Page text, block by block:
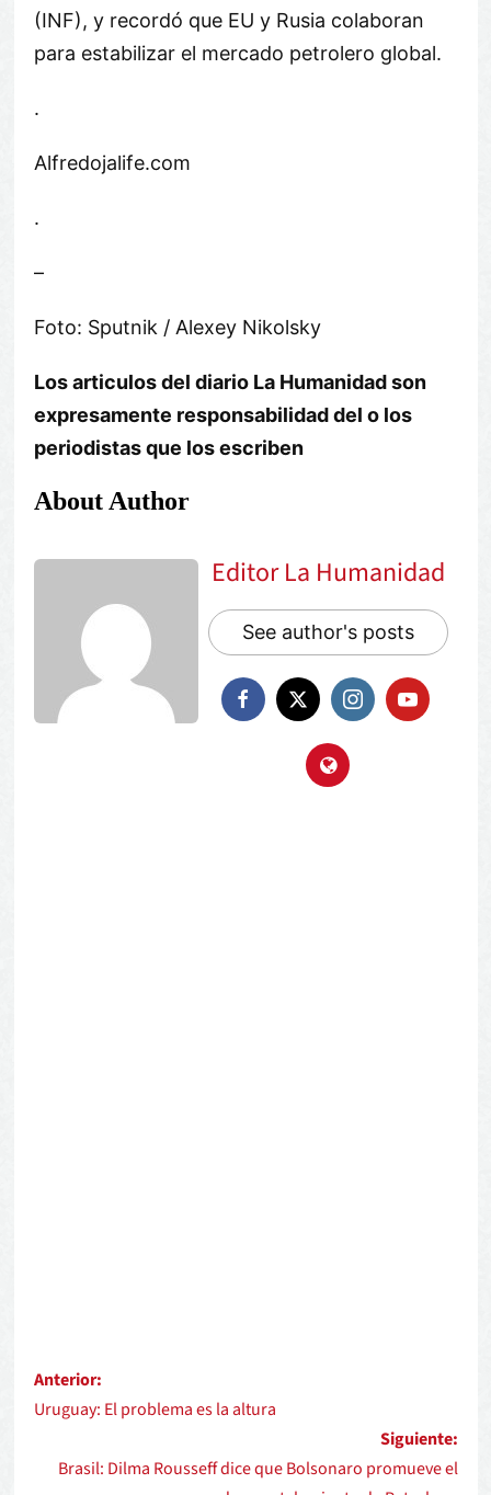
(INF), y recordó que EU y Rusia colaboran
para estabilizar el mercado petrolero global.
.
Alfredojalife.com
.
–
Foto: Sputnik / Alexey Nikolsky
Los articulos del diario La Humanidad son
expresamente responsabilidad del o los
periodistas que los escriben
About Author
Editor La Humanidad
See author's posts
Anterior:
Uruguay: El problema es la altura
Siguiente:
Brasil: Dilma Rousseff dice que Bolsonaro promueve el